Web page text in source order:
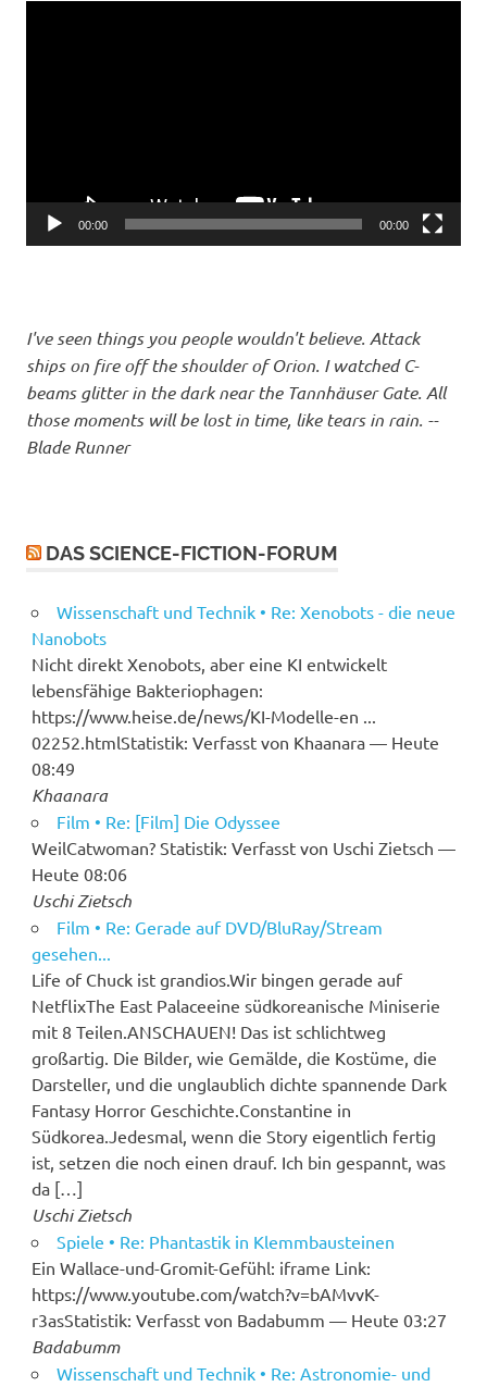
We
Can't
Live
Tomorrow
00:00 00:00
I've seen things you people wouldn't believe. Attack
ships on fire off the shoulder of Orion. I watched C-
beams glitter in the dark near the Tannhäuser Gate. All
those moments will be lost in time, like tears in rain. --
Blade Runner
DAS SCIENCE-FICTION-FORUM
Wissenschaft und Technik • Re: Xenobots - die neue
Nanobots
Nicht direkt Xenobots, aber eine KI entwickelt
lebensfähige Bakteriophagen:
https://www.heise.de/news/KI-Modelle-en ...
02252.htmlStatistik: Verfasst von Khaanara — Heute
08:49
Khaanara
Film • Re: [Film] Die Odyssee
WeilCatwoman? Statistik: Verfasst von Uschi Zietsch —
Heute 08:06
Uschi Zietsch
Film • Re: Gerade auf DVD/BluRay/Stream
gesehen...
Life of Chuck ist grandios.Wir bingen gerade auf
NetflixThe East Palaceeine südkoreanische Miniserie
mit 8 Teilen.ANSCHAUEN! Das ist schlichtweg
großartig. Die Bilder, wie Gemälde, die Kostüme, die
Darsteller, und die unglaublich dichte spannende Dark
Fantasy Horror Geschichte.Constantine in
Südkorea.Jedesmal, wenn die Story eigentlich fertig
ist, setzen die noch einen drauf. Ich bin gespannt, was
da […]
Uschi Zietsch
Spiele • Re: Phantastik in Klemmbausteinen
Ein Wallace-und-Gromit-Gefühl: iframe Link:
https://www.youtube.com/watch?v=bAMvvK-
r3asStatistik: Verfasst von Badabumm — Heute 03:27
Badabumm
Wissenschaft und Technik • Re: Astronomie- und